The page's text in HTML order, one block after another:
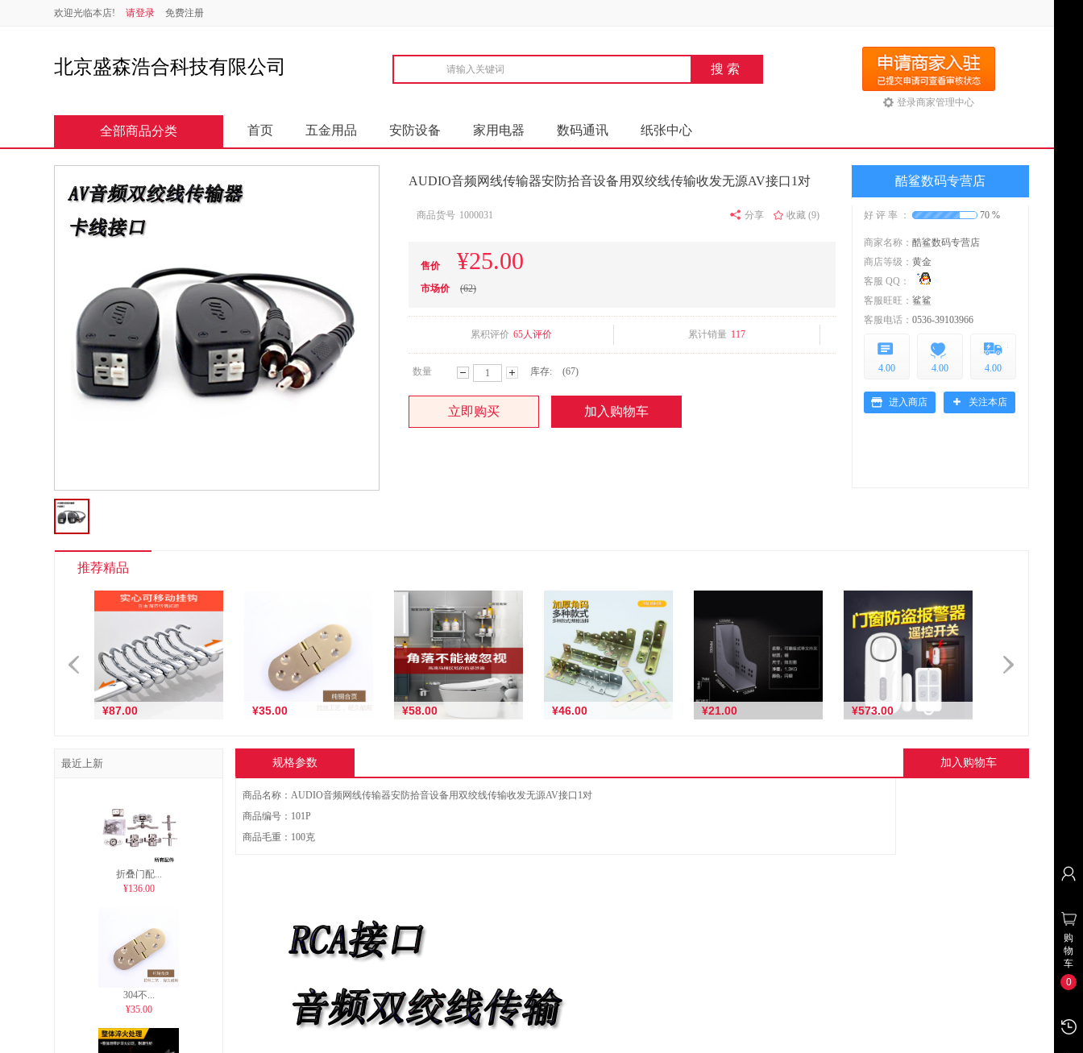
欢迎光临本店! 请登录 免费注册
北京盛森浩合科技有限公司
登录商家管理中心
全部商品分类 首页 五金用品 安防设备 家用电器 数码通讯 纸张中心
AUDIO音频网线传输器安防拾音设备用双绞线传输收发无源AV接口1对
商品货号 1000031 收藏 (9)
分享
售价 ¥25.00
市场价 (62)
累积评价 65人评价 累计销量 117
数量
少 加
库存: (67)
立即购买 加入购物车
酷鲨数码专营店
好 评 率 ： 70 %
商家名称： 酷鲨数码专营店
商店等级： 黄金
客服 QQ：
客服旺旺： 鲨鲨
客服电话： 0536-39103966
4.00
4.00
4.00
进入商店 关注本店
推荐精品
¥87.00 ¥35.00
合页静音缓冲液压五金衣
柜合页柜子衣柜中弯飞
¥58.00 ¥46.00 ¥21.00 ¥573.00
厨房吓贼防贼器安防别墅
话线手机卡无线
最近上新
折叠门配...
¥136.00
304不...
¥35.00
规格参数 加入购物车
商品名称：AUDIO音频网线传输器安防拾音设备用双绞线传输收发无源AV接口1对
商品编号：101P
商品毛重：100克
购
物
车
0